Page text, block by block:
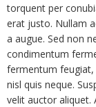
torquent per
erat justo. Nullam
a augue. Sed non
condimentum
fermentum feugiat,
nisl quis neque.
velit auctor aliquet.